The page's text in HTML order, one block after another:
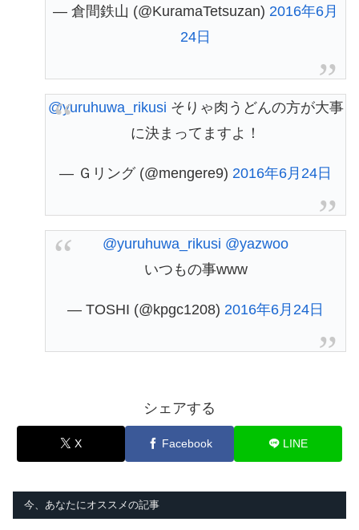
— 倉間鉄山 (@KuramaTetsuzan) 2016年6月
24日
@yuruhuwa_rikusi そりゃ肉うどんの方が大事
に決まってますよ！
— Ｇリング (@mengere9) 2016年6月24日
@yuruhuwa_rikusi @yazwoo
いつもの事www
— TOSHI (@kpgc1208) 2016年6月24日
シェアする
X Facebook LINE
今、あなたにオススメの記事